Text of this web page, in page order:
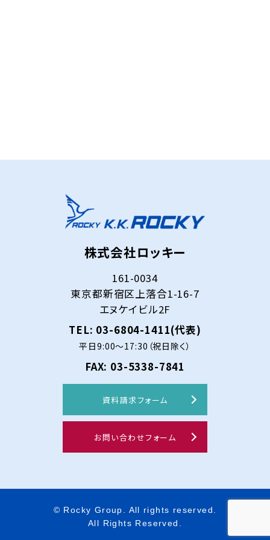
株式会社ロッキー
161-0034
東京都新宿区上落合1-16-7
エヌケイビル2F
TEL: 03-6804-1411(代表)
平日9:00～17:30（祝日除く）
FAX: 03-5338-7841
資料請求フォーム
お問い合わせフォーム
© Rocky Group. All rights reserved.
All Rights Reserved.